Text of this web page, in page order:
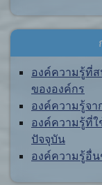
องค์ความรู้ที่
ขององค์กร
องค์ความรู้จ
องค์ความรู้ที่
ปัจจุบัน
องค์ความรู้อื่